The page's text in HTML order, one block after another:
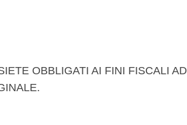
OBBLIGATI AI FINI FISCALI AD